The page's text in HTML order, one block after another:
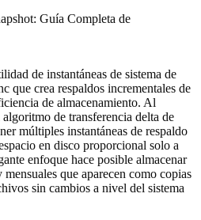
Guía Completa de
de instantáneas de sistema de
que crea respaldos incrementales de
de almacenamiento. Al
de transferencia delta de
múltiples instantáneas de respaldo
en disco proporcional solo a
enfoque hace posible almacenar
que aparecen como copias
sin cambios a nivel del sistema